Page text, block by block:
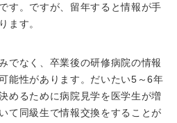
す。ですが、留年すると情報が手
ます。
でなく、卒業後の研修病院の情報
能性があります。だいたい5～6年
めるために病院見学を医学生が増
て同級生で情報交換をすることが